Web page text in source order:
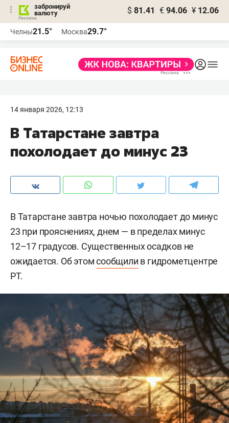
забронируй
валюту
$ 81.41 € 94.06 ¥ 12.06
Челны21.5° Москва29.7°
14 января 2026, 12:13
В Татарстане завтра
похолодает до минус 23
В Татарстане завтра ночью похолодает до минус
23 при прояснениях, днем — в пределах минус
12–17 градусов. Существенных осадков не
ожидается. Об этомсообщили в гидрометцентре
РТ.